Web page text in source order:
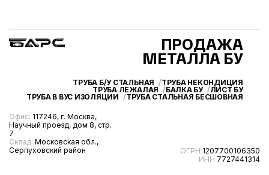
Офис: 117246, г. Москва,
Научный проезд, дом 8, стр.
7
Склад: Московская обл.,
Серпуховский район
ОГРН 1207700106350
ИНН 7727441314
ПРОДАЖА
МЕТАЛЛА БУ
ТРУБА Б/У СТАЛЬНАЯ
ТРУБА НЕКОНДИЦИЯ
ТРУБА ЛЕЖАЛАЯ
БАЛКА БУ
ЛИСТ БУ
ТРУБА В ВУС ИЗОЛЯЦИИ
ТРУБА СТАЛЬНАЯ БЕСШОВНАЯ